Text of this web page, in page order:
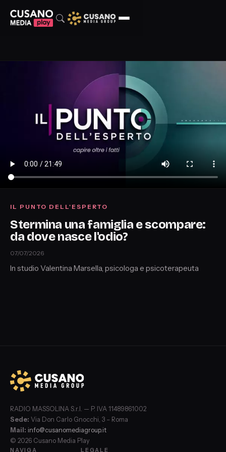
IL PUNTO DELL'ESPERTO
Stermina una famiglia e scompare:
da dove nasce l'odio?
07/07/2026
In studio Valentina Marsella, psicologa e psicoterapeuta
RADIO MASSOLINA S.r.l. — P. IVA 11489861002
Sede: Via Don Carlo Gnocchi, 3 – Roma
Mail: info@cusanomediagroup.it
© 2026 Cusano Media Play
NAVIGA LEGALE